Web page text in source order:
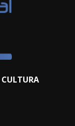
CULTURA